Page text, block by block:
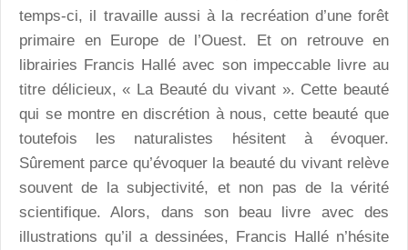
temps-ci, il travaille aussi à la recréation d’une forêt
primaire en Europe de l’Ouest. Et on retrouve en
librairies Francis Hallé avec son impeccable livre au
titre délicieux, « La Beauté du vivant ». Cette beauté
qui se montre en discrétion à nous, cette beauté que
toutefois les naturalistes hésitent à évoquer.
Sûrement parce qu’évoquer la beauté du vivant relève
souvent de la subjectivité, et non pas de la vérité
scientifique. Alors, dans son beau livre avec des
illustrations qu’il a dessinées, Francis Hallé n’hésite